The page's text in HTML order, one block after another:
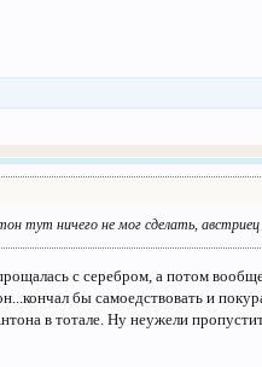
тут ничего не мог сделать,
с серебром, а потом
бы самоедствовать и
в тотале. Ну неужели